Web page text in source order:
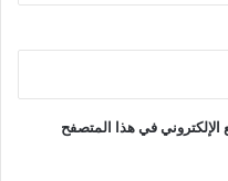
في هذا المتصفح